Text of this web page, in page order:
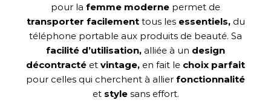
pour la femme moderne permet de
transporter facilementtous les essentiels,du
téléphone portable aux produits de beauté. Sa
facilité d’utilisation, alliée à un design
décontracté et vintage, en fait le choix parfait
pour celles qui cherchent à allier fonctionnalité
et stylesans effort.